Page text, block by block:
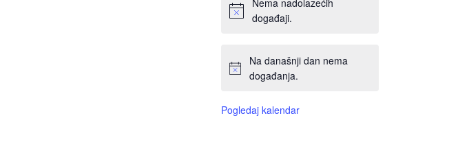
Nema nadolazećih
događaji.
Na današnji dan nema
događanja.
Pogledaj kalendar